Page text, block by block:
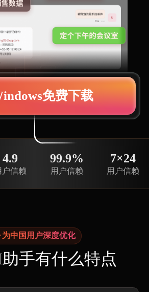
免费下载
4.9
户信赖
99.9%
用户信赖
7×24
用户信赖
为中国用户深度优化
手有什么特点